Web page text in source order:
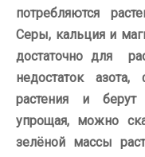
потребляются
Серы, кальция и
достаточно для
недостаток
растения и
упрощая, можно
зелёной массы